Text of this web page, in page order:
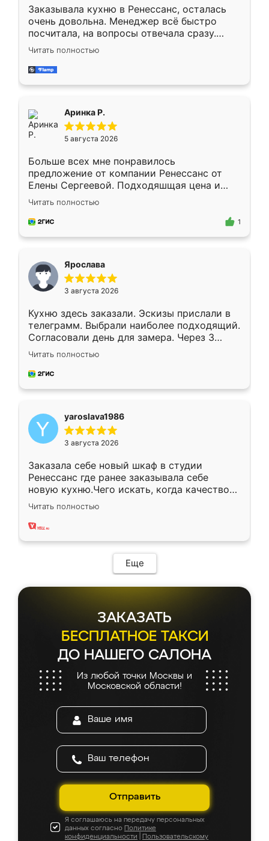
Заказывала кухню в Ренессанс, осталась
очень довольна. Менеджер всё быстро
посчитала, на вопросы отвечала сразу.
Замерщик приехал в субботу, подошёл к
делу со всей ответственностью. Собрали
за день, ребята работали аккуратно, даже
Читать полностью
Аринка Р.
5 августа 2026
Больше всех мне понравилось
предложение от компании Ренессанс от
Елены Сергеевой. Подходяшщая цена и
короткие сроки изготовления. Приехавший
для замера сотрудник Владислав
предложил по моему эскизу самый
Читать полностью
1
Ярослава
3 августа 2026
Кухню здесь заказали. Эскизы прислали в
телеграмм. Выбрали наиболее подходящий.
Согласовали день для замера. Через 3
недели кухня была уже готова. Остались
довольны работой. Спасибо Ренессанс
мебель за качественную работу!
Читать полностью
yaroslava1986
3 августа 2026
Заказала себе новый шкаф в студии
Ренессанс где ранее заказывала себе
новую кухню.Чего искать, когда качеством
вполне довольна. Служит кухня уже почти
два года, нареканий нет.
Читать полностью
Еще
ЗАКАЗАТЬ
БЕСПЛАТНОЕ ТАКСИ
ДО НАШЕГО САЛОНА
Из любой точки Москвы и
Московской области!
Отправить
Я соглашаюсь на передачу персональных
данных согласно Политике
конфиденциальности
Пользовательскому